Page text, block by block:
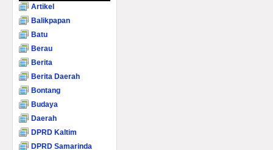
Artikel
Balikpapan
Batu
Berau
Berita
Berita Daerah
Bontang
Budaya
Daerah
DPRD Kaltim
DPRD Samarinda